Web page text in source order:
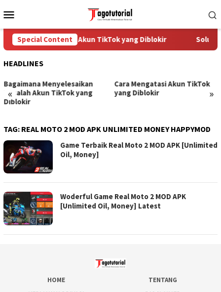
to
Menu
Special Content
Cara Mengatasi Akun TikTok yang Diblokir Solusi
HEADLINES
« »
Bagaimana Menyelesaikan
Masalah Akun TikTok yang
Diblokir
Cara Mengatasi Akun TikTok
yang Diblokir
TAG: REAL MOTO 2 MOD APK UNLIMITED MONEY HAPPYMOD
Game Terbaik Real Moto 2 MOD APK [Unlimited
Oil, Money]
Woderful Game Real Moto 2 MOD APK
[Unlimited Oil, Money] Latest
HOME
TENTANG